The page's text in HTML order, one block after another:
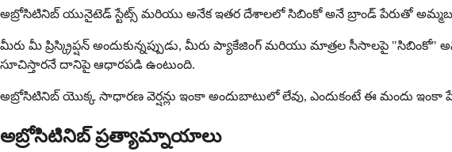
అబ్రోసిటినిబ్ యునైటెడ్ స్టేట్స్ మరియు అనేక ఇతర దేశాలలో సిబింకో అనే బ్రాండ్ పేరుతో
మీరు మీ ప్రిస్క్రిప్షన్ అందుకున్నప్పుడు, మీరు ప్యాకేజింగ్ మరియు మాత్రల సీసాలపై
సూచిస్తారనే దానిపై ఆధారపడి ఉంటుంది.
అబ్రోసిటినిబ్ యొక్క సాధారణ వెర్షన్లు ఇంకా అందుబాటులో లేవు, ఎందుకంటే ఈ మందు ఇంకా
అబ్రోసిటినిబ్ ప్రత్యామ్నాయాలు